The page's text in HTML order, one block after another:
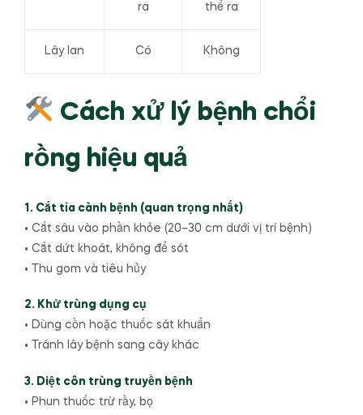
ra
thể ra
Lây lan Có Không
Cách xử lý bệnh chổi
rồng hiệu quả
1. Cắt tỉa cành bệnh (quan trọng nhất)
• Cắt sâu vào phần khỏe (20–30 cm dưới vị trí bệnh)
• Cắt dứt khoát, không để sót
• Thu gom và tiêu hủy
2. Khử trùng dụng cụ
• Dùng cồn hoặc thuốc sát khuẩn
• Tránh lây bệnh sang cây khác
3. Diệt côn trùng truyền bệnh
• Phun thuốc trừ rầy, bọ